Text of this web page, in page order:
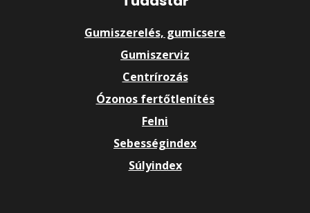
Gumiszerelés, gumicsere
Gumiszerviz
Centrírozás
Ózonos fertőtlenítés
Felni
Sebességindex
Súlyindex